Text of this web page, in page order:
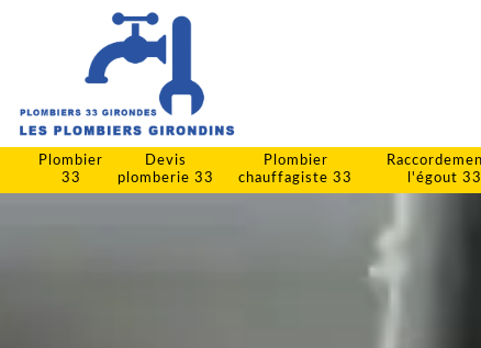
Plombier
33
Devis
plomberie 33
Plombier
chauffagiste 33
l'égout 33